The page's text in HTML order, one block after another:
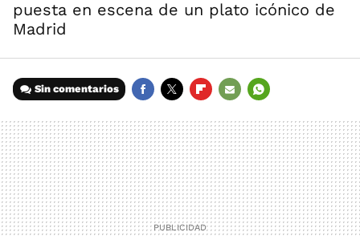
puesta en escena de un plato icónico de
Madrid
Sin comentarios
MAIL